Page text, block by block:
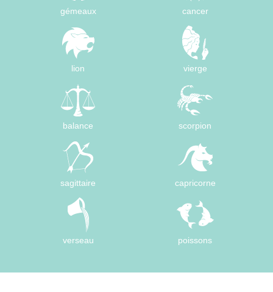
gémeaux cancer
lion vierge
balance scorpion
sagittaire capricorne
verseau poissons